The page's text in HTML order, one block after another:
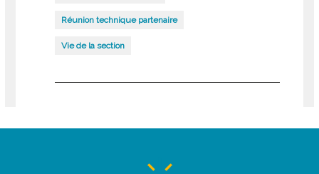
Réunion technique partenaire
Vie de la section